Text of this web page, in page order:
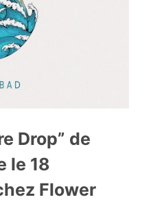
Drop” de
le 18
Flower